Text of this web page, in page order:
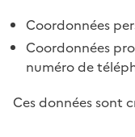
Coordonnées
Coordonnées
numéro de
Ces données sont